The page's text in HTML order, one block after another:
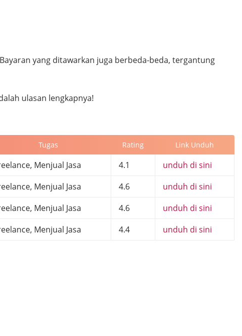
yang ditawarkan juga berbeda-beda, tergantung
ulasan lengkapnya!
Tugas Rating Link Unduh
Menjual Jasa 4.1
unduh di sini
Menjual Jasa 4.6
unduh di sini
Menjual Jasa 4.6
unduh di sini
Menjual Jasa 4.4 unduh di sini